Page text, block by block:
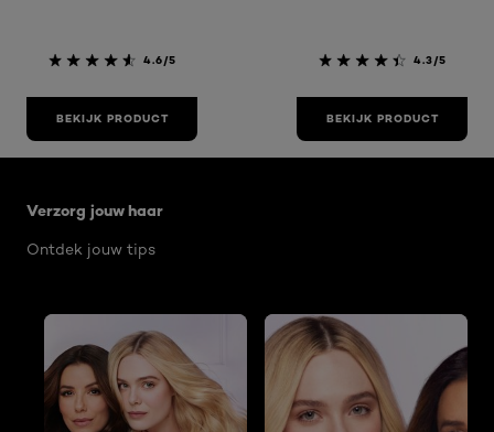
4.6/5
BEKIJK PRODUCT
4.3/5
BEKIJK PRODUCT
Verzorg jouw haar
Ontdek jouw tips